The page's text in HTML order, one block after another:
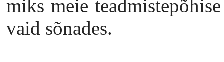
miks meie
vaid sõnades.